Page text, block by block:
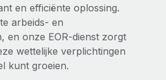
en efficiënte oplossing.
arbeids- en
en onze EOR-dienst zorgt
wettelijke verplichtingen
kunt groeien.